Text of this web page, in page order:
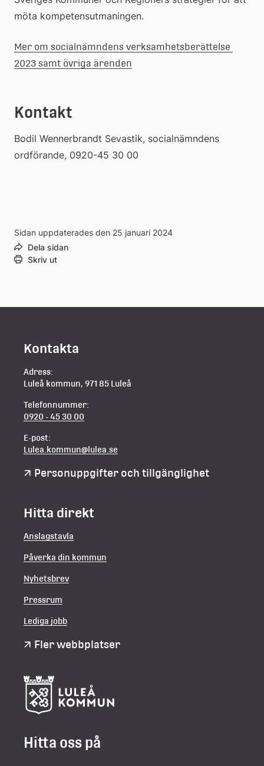
möta kompetensutmaningen.
Mer om socialnämndens verksamhetsberättelse
2023 samt övriga ärenden
Kontakt
Bodil Wennerbrandt Sevastik, socialnämndens
ordförande, 0920-45 30 00
Sidan uppdaterades den 25 januari 2024
Dela sidan
Skriv ut
Kontakta
Adress:
Luleå kommun, 971 85 Luleå
Telefonnummer:
0920 - 45 30 00
E-post:
Lulea.kommun@lulea.se
Personuppgifter och tillgänglighet
Hitta direkt
Anslagstavla
Påverka din kommun
Nyhetsbrev
Pressrum
Lediga jobb
Fler webbplatser
Hitta oss på